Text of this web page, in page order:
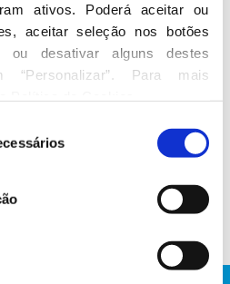
ativos. Poderá aceitar ou
aceitar seleção nos botões
ou desativar alguns destes
“Personalizar”. Para mais
de Hugo Carneiro